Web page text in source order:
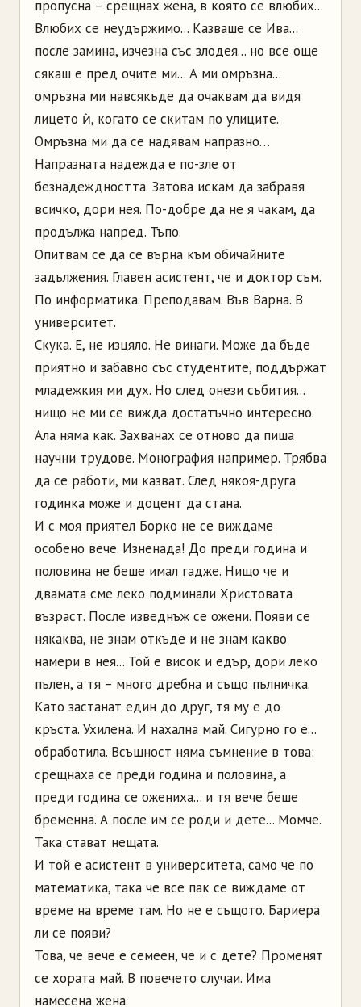
пропусна – срещнах жена, в която се влюбих...
Влюбих се неудържимо... Казваше се Ива...
после замина, изчезна със злодея... но все още
сякаш е пред очите ми... А ми омръзна...
омръзна ми навсякъде да очаквам да видя
лицето ѝ, когато се скитам по улиците.
Омръзна ми да се надявам напразно…
Напразната надежда е по-зле от
безнадеждността. Затова искам да забравя
всичко, дори нея. По-добре да не я чакам, да
продължа напред. Тъпо.
Опитвам се да се върна към обичайните
задължения. Главен асистент, че и доктор съм.
По информатика. Преподавам. Във Варна. В
университет.
Скука. Е, не изцяло. Не винаги. Може да бъде
приятно и забавно със студентите, поддържат
младежкия ми дух. Но след онези събития...
нищо не ми се вижда достатъчно интересно.
Ала няма как. Захванах се отново да пиша
научни трудове. Монография например. Трябва
да се работи, ми казват. След някоя-друга
годинка може и доцент да стана.
И с моя приятел Борко не се виждаме
особено вече. Изненада! До преди година и
половина не беше имал гадже. Нищо че и
двамата сме леко подминали Христовата
възраст. После изведнъж се ожени. Появи се
някаква, не знам откъде и не знам какво
намери в нея... Той е висок и едър, дори леко
пълен, а тя – много дребна и също пълничка.
Като застанат един до друг, тя му е до
кръста. Ухилена. И нахална май. Сигурно го е...
обработила. Всъщност няма съмнение в това:
срещнаха се преди година и половина, а
преди година се ожениха... и тя вече беше
бременна. А после им се роди и дете... Момче.
Така стават нещата.
И той е асистент в университета, само че по
математика, така че все пак се виждаме от
време на време там. Но не е същото. Бариера
ли се появи?
Това, че вече е семеен, че и с дете? Променят
се хората май. В повечето случаи. Има
намесена жена.